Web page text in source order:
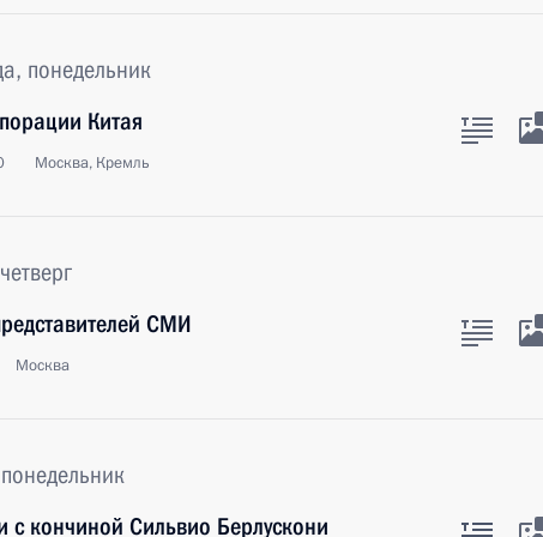
понедельник
Китая
Москва, Кремль
СМИ
Москва
с кончиной Сильвио Берлускони